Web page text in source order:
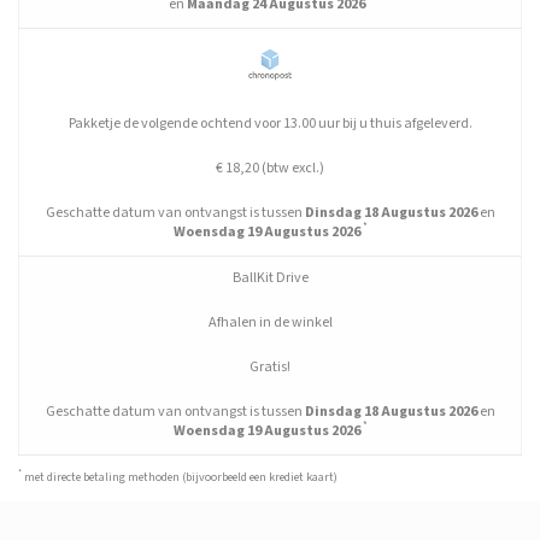
en Maandag 24 Augustus 2026
Pakketje de volgende ochtend voor 13.00 uur bij u thuis afgeleverd.
€ 18,20 (btw excl.)
Geschatte datum van ontvangst is tussen Dinsdag 18 Augustus 2026en
Woensdag 19 Augustus 2026 *
BallKit Drive
Afhalen in de winkel
Gratis!
Geschatte datum van ontvangst is tussen Dinsdag 18 Augustus 2026en
Woensdag 19 Augustus 2026 *
* met directe betaling methoden (bijvoorbeeld een krediet kaart)